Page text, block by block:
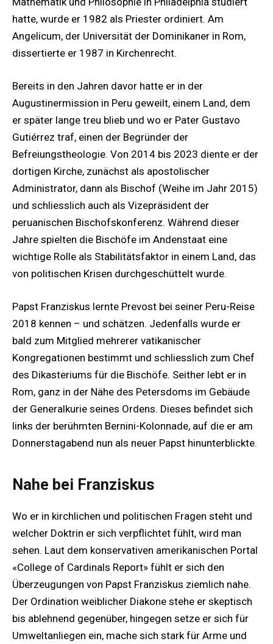
hatte, wurde er 1982 als Priester ordiniert. Am
Angelicum, der Universität der Dominikaner in Rom,
dissertierte er 1987 in Kirchenrecht.
Bereits in den Jahren davor hatte er in der
Augustinermission in Peru geweilt, einem Land, dem
er später lange treu blieb und wo er Pater Gustavo
Gutiérrez traf, einen der Begründer der
Befreiungstheologie. Von 2014 bis 2023 diente er der
dortigen Kirche, zunächst als apostolischer
Administrator, dann als Bischof (Weihe im Jahr 2015)
und schliesslich auch als Vizepräsident der
peruanischen Bischofskonferenz. Während dieser
Jahre spielten die Bischöfe im Andenstaat eine
wichtige Rolle als Stabilitätsfaktor in einem Land, das
von politischen Krisen durchgeschüttelt wurde.
Papst Franziskus lernte Prevost bei seiner Peru-Reise
2018 kennen – und schätzen. Jedenfalls wurde er
bald zum Mitglied mehrerer vatikanischer
Kongregationen bestimmt und schliesslich zum Chef
des Dikasteriums für die Bischöfe. Seither lebt er in
Rom, ganz in der Nähe des Petersdoms im Gebäude
der Generalkurie seines Ordens. Dieses befindet sich
links der berühmten Bernini-Kolonnade, auf die er am
Donnerstagabend nun als neuer Papst hinunterblickte.
Nahe bei Franziskus
Wo er in kirchlichen und politischen Fragen steht und
welcher Doktrin er sich verpflichtet fühlt, wird man
sehen. Laut dem konservativen amerikanischen Portal
«College of Cardinals Report» fühlt er sich den
Überzeugungen von Papst Franziskus ziemlich nahe.
Der Ordination weiblicher Diakone stehe er skeptisch
bis ablehnend gegenüber, hingegen setze er sich für
Umweltanliegen ein, mache sich stark für Arme und